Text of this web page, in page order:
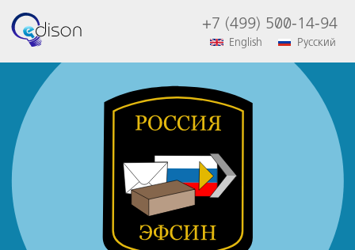
+7 (499) 500-14-94
English Русский